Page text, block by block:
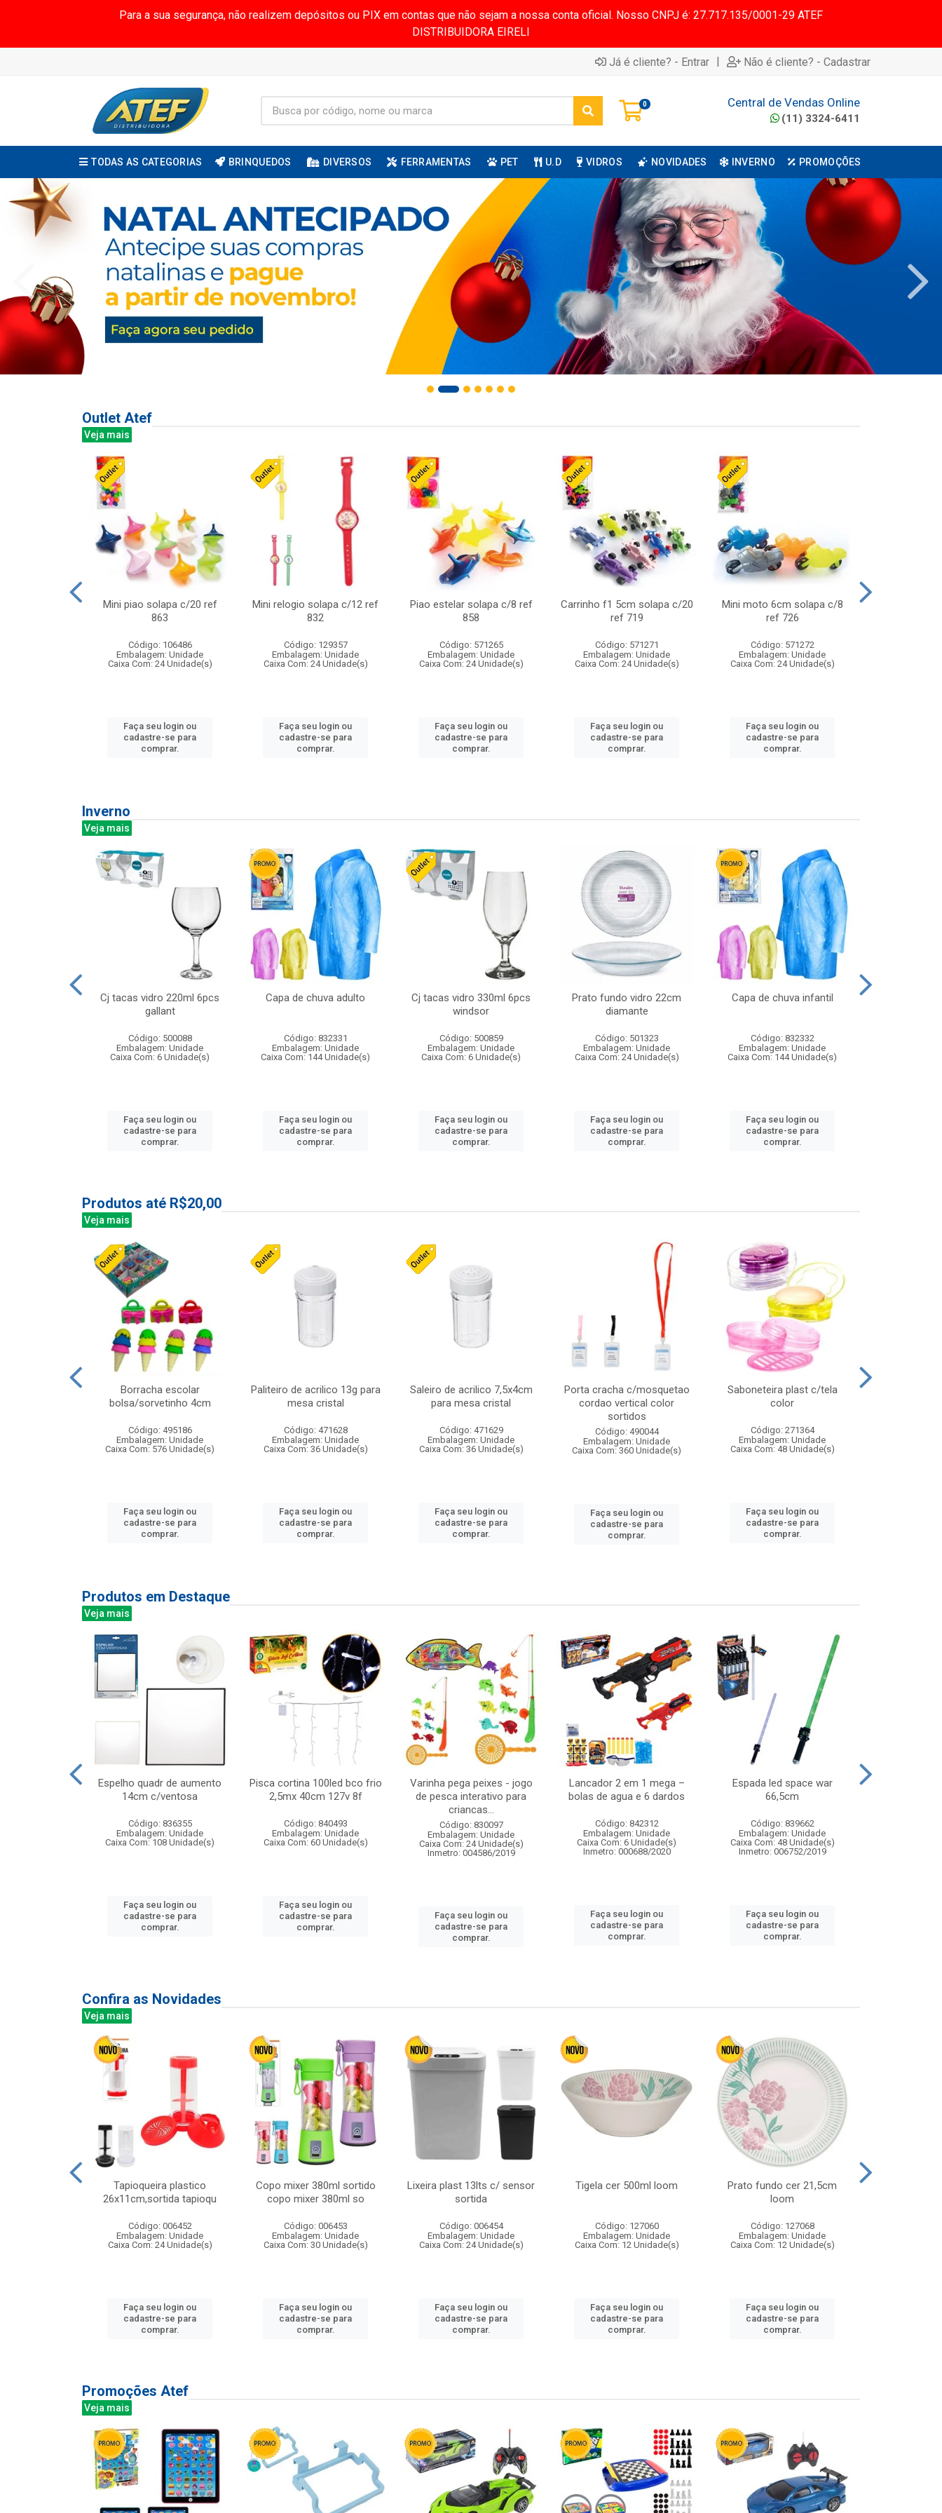
Para a sua segurança, não realizem depósitos ou PIX em contas que não sejam a nossa conta oficial. Nosso CNPJ é: 27.717.135/0001-29 ATEF
DISTRIBUIDORA EIRELI
Já é cliente? - Entrar | Não é cliente? - Cadastrar
0 Central de Vendas Online
(11) 3324-6411
TODAS AS CATEGORIAS BRINQUEDOS DIVERSOS FERRAMENTAS PET U.D VIDROS NOVIDADES INVERNO PROMOÇÕES
Outlet Atef
Veja mais
Mini piao solapa c/20 ref
863
Código: 106486
Embalagem: Unidade
Caixa Com: 24 Unidade(s)
Faça seu login ou
cadastre-se para
comprar.
Mini relogio solapa c/12 ref
832
Código: 129357
Embalagem: Unidade
Caixa Com: 24 Unidade(s)
Faça seu login ou
cadastre-se para
comprar.
Piao estelar solapa c/8 ref
858
Código: 571265
Embalagem: Unidade
Caixa Com: 24 Unidade(s)
Faça seu login ou
cadastre-se para
comprar.
Carrinho f1 5cm solapa c/20
ref 719
Código: 571271
Embalagem: Unidade
Caixa Com: 24 Unidade(s)
Faça seu login ou
cadastre-se para
comprar.
Mini moto 6cm solapa c/8
ref 726
Código: 571272
Embalagem: Unidade
Caixa Com: 24 Unidade(s)
Faça seu login ou
cadastre-se para
comprar.
Inverno
Veja mais
Cj tacas vidro 220ml 6pcs
gallant
Código: 500088
Embalagem: Unidade
Caixa Com: 6 Unidade(s)
Faça seu login ou
cadastre-se para
comprar.
Capa de chuva adulto
Código: 832331
Embalagem: Unidade
Caixa Com: 144 Unidade(s)
Faça seu login ou
cadastre-se para
comprar.
Cj tacas vidro 330ml 6pcs
windsor
Código: 500859
Embalagem: Unidade
Caixa Com: 6 Unidade(s)
Faça seu login ou
cadastre-se para
comprar.
Prato fundo vidro 22cm
diamante
Código: 501323
Embalagem: Unidade
Caixa Com: 24 Unidade(s)
Faça seu login ou
cadastre-se para
comprar.
Capa de chuva infantil
Código: 832332
Embalagem: Unidade
Caixa Com: 144 Unidade(s)
Faça seu login ou
cadastre-se para
comprar.
Produtos até R$20,00
Veja mais
Borracha escolar
bolsa/sorvetinho 4cm
Código: 495186
Embalagem: Unidade
Caixa Com: 576 Unidade(s)
Faça seu login ou
cadastre-se para
comprar.
Paliteiro de acrilico 13g para
mesa cristal
Código: 471628
Embalagem: Unidade
Caixa Com: 36 Unidade(s)
Faça seu login ou
cadastre-se para
comprar.
Saleiro de acrilico 7,5x4cm
para mesa cristal
Código: 471629
Embalagem: Unidade
Caixa Com: 36 Unidade(s)
Faça seu login ou
cadastre-se para
comprar.
Porta cracha c/mosquetao
cordao vertical color
sortidos
Código: 490044
Embalagem: Unidade
Caixa Com: 360 Unidade(s)
Faça seu login ou
cadastre-se para
comprar.
Saboneteira plast c/tela
color
Código: 271364
Embalagem: Unidade
Caixa Com: 48 Unidade(s)
Faça seu login ou
cadastre-se para
comprar.
Produtos em Destaque
Veja mais
Espelho quadr de aumento
14cm c/ventosa
Código: 836355
Embalagem: Unidade
Caixa Com: 108 Unidade(s)
Faça seu login ou
cadastre-se para
comprar.
Pisca cortina 100led bco frio
2,5mx 40cm 127v 8f
Código: 840493
Embalagem: Unidade
Caixa Com: 60 Unidade(s)
Faça seu login ou
cadastre-se para
comprar.
Varinha pega peixes - jogo
de pesca interativo para
criancas...
Código: 830097
Embalagem: Unidade
Caixa Com: 24 Unidade(s)
Inmetro: 004586/2019
Faça seu login ou
cadastre-se para
comprar.
Lancador 2 em 1 mega –
bolas de agua e 6 dardos
Código: 842312
Embalagem: Unidade
Caixa Com: 6 Unidade(s)
Inmetro: 000688/2020
Faça seu login ou
cadastre-se para
comprar.
Espada led space war
66,5cm
Código: 839662
Embalagem: Unidade
Caixa Com: 48 Unidade(s)
Inmetro: 006752/2019
Faça seu login ou
cadastre-se para
comprar.
Confira as Novidades
Veja mais
Tapioqueira plastico
26x11cm,sortida tapioqu
Código: 006452
Embalagem: Unidade
Caixa Com: 24 Unidade(s)
Faça seu login ou
cadastre-se para
comprar.
Copo mixer 380ml sortido
copo mixer 380ml so
Código: 006453
Embalagem: Unidade
Caixa Com: 30 Unidade(s)
Faça seu login ou
cadastre-se para
comprar.
Lixeira plast 13lts c/ sensor
sortida
Código: 006454
Embalagem: Unidade
Caixa Com: 24 Unidade(s)
Faça seu login ou
cadastre-se para
comprar.
Tigela cer 500ml loom
Código: 127060
Embalagem: Unidade
Caixa Com: 12 Unidade(s)
Faça seu login ou
cadastre-se para
comprar.
Prato fundo cer 21,5cm
loom
Código: 127068
Embalagem: Unidade
Caixa Com: 12 Unidade(s)
Faça seu login ou
cadastre-se para
comprar.
Promoções Atef
Veja mais